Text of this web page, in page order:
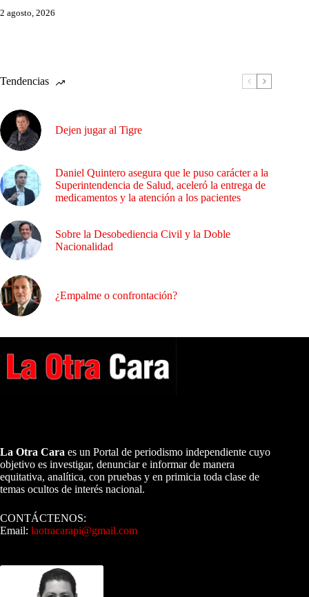
2 agosto, 2026
Tendencias
Dejen jugar al Tigre
Daniel Quintero asegura que le puso carácter a la
Superintendencia de Salud, aceleró la entrega de
medicamentos y la atención a los pacientes
Sobre la Desobediencia Civil y la Doble
Nacionalidad
¿Empalme o confrontación?
La Otra Cara es un Portal de periodismo independiente cuyo
objetivo es investigar, denunciar e informar de manera
equitativa, analítica, con pruebas y en primicia toda clase de
temas ocultos de interés nacional.
CONTÁCTENOS:
Email: laotracarapi@gmail.com